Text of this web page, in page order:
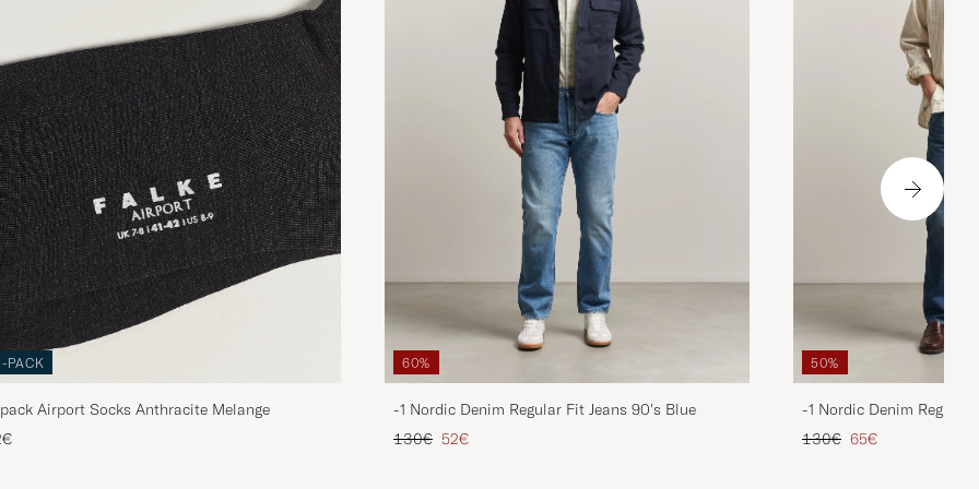
PACK
Airport Socks Anthracite Melange
60%
-1 Nordic Denim Regular Fit Jeans 90's Blue
Reguliere prijs
130€ Verlaagd prijs
52€
50%
-1 Nordic Denim Regular
Reguliere prijs
130€ Verlaagd prijs
65€